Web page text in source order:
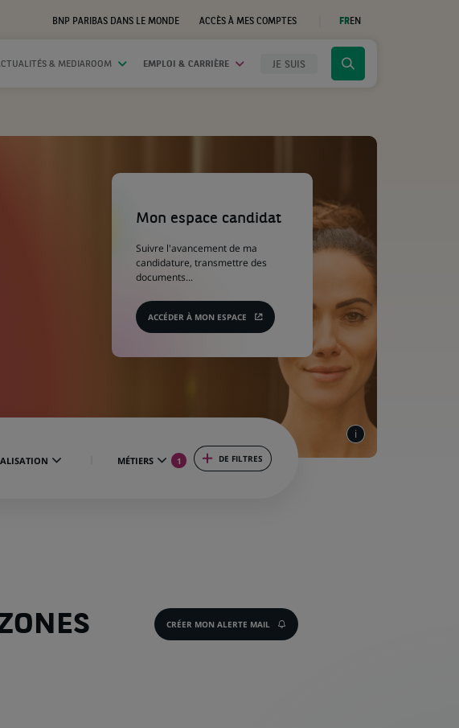
BNP PARIBAS DANS LE MONDE
ACCÈS À MES COMPTES
DANS
UN
FREN
& MEDIAROOM EMPLOI & CARRIÈRE JE SUIS
Cliquer
moteur
Mon espace candidat
Suivre l'avancement de ma
candidature, transmettre des
documents...
ACCÉDER À MON ESPACE
(Ce
s'ouvre
dans
nouvel
onglet)
MÉTIERS 1 DE FILTRES
CRÉER MON ALERTE MAIL